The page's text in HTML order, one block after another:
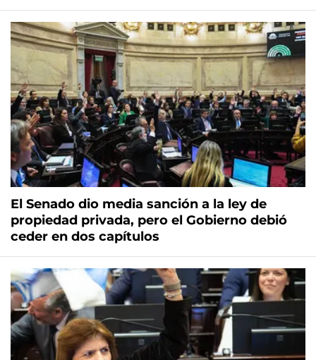
El Senado dio media sanción a la ley de
propiedad privada, pero el Gobierno debió
ceder en dos capítulos